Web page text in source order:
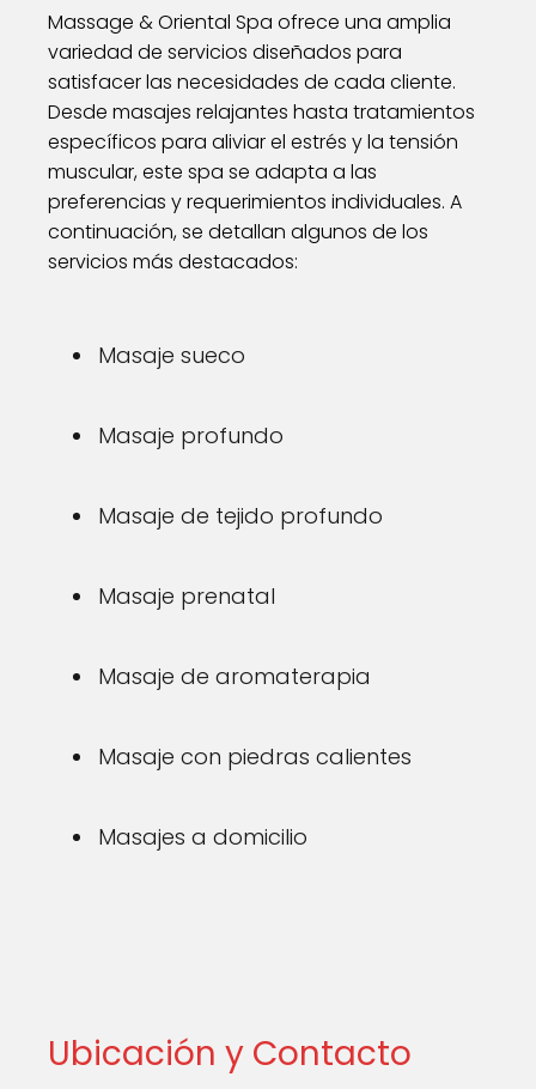
Massage & Oriental Spa ofrece una amplia
variedad de servicios diseñados para
satisfacer las necesidades de cada cliente.
Desde masajes relajantes hasta tratamientos
específicos para aliviar el estrés y la tensión
muscular, este spa se adapta a las
preferencias y requerimientos individuales. A
continuación, se detallan algunos de los
servicios más destacados:
Masaje sueco
Masaje profundo
Masaje de tejido profundo
Masaje prenatal
Masaje de aromaterapia
Masaje con piedras calientes
Masajes a domicilio
Ubicación y Contacto